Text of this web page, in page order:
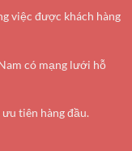
việc được khách hàng
có mạng lưới hỗ
tiên hàng đầu.